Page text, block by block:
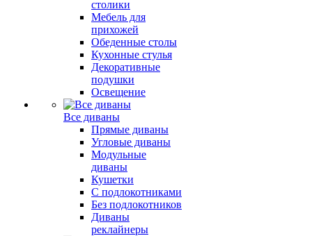
столики
Мебель для
прихожей
Обеденные столы
Кухонные стулья
Декоративные
подушки
Освещение
Все диваны
Прямые диваны
Угловые диваны
Модульные
диваны
Кушетки
С подлокотниками
Без подлокотников
Диваны
реклайнеры